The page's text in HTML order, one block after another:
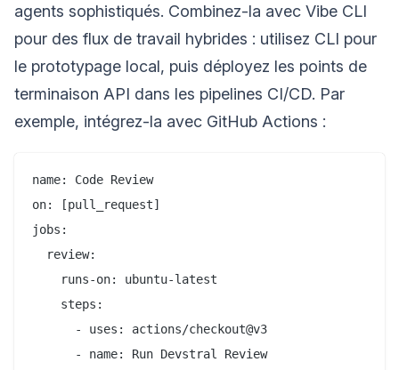
agents sophistiqués. Combinez-la avec Vibe CLI
pour des flux de travail hybrides : utilisez CLI pour
le prototypage local, puis déployez les points de
terminaison API dans les pipelines CI/CD. Par
exemple, intégrez-la avec GitHub Actions :
name: Code Review
on: [pull_request]
jobs:
  review:
    runs-on: ubuntu-latest
    steps:
      - uses: actions/checkout@v3
      - name: Run Devstral Review